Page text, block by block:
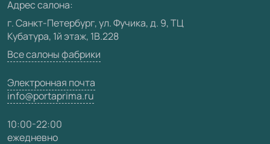
Карта сайта
Адрес салона:
г. Санкт-Петербург, ул. Фучика, д. 9, ТЦ
Кубатура, 1й этаж, 1В.228
Все салоны фабрики
Электронная почта
info@portaprima.ru
10:00-22:00
ежедневно